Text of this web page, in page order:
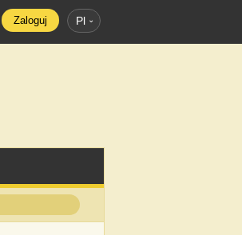
Zaloguj Pl